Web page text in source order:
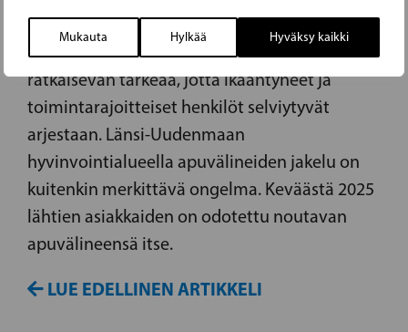
Mukauta Hylkää Hyväksy kaikki
Apuvälineiden, kuten rollaattorien,
suihkutuolien ja erikoissänkyjen, saatavuus on
ratkaisevan tärkeää, jotta ikääntyneet ja
toimintarajoitteiset henkilöt selviytyvät
arjestaan. Länsi-Uudenmaan
hyvinvointialueella apuvälineiden jakelu on
kuitenkin merkittävä ongelma. Keväästä 2025
lähtien asiakkaiden on odotettu noutavan
apuvälineensä itse.
LUE EDELLINEN ARTIKKELI